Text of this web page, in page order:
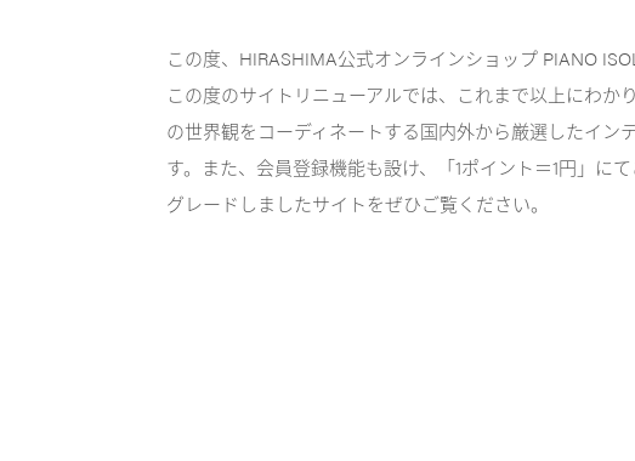
この度、HIRASHIMA公式オンラインショップ PIANO
この度のサイトリニューアルでは、これまで以上にわ
の世界観をコーディネートする国内外から厳選したイ
す。また、会員登録機能も設け、「1ポイント＝1円」
グレードしましたサイトをぜひご覧ください。